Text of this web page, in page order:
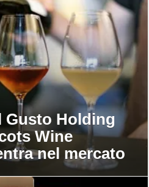
Gusto Holding
Wine
nel mercato